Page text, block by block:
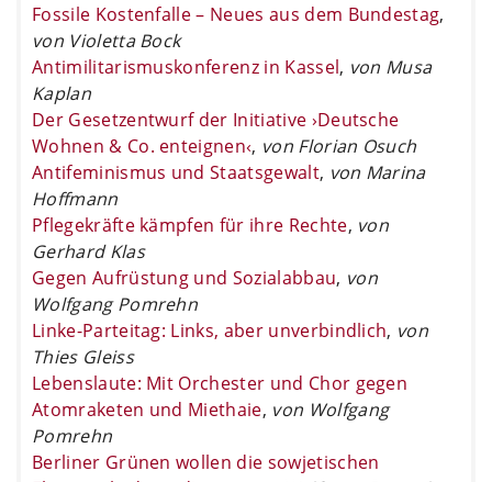
Fossile Kostenfalle – Neues aus dem Bundestag,
von Violetta Bock
Antimilitarismuskonferenz in Kassel, von Musa
Kaplan
Der Gesetzentwurf der Initiative ›Deutsche
Wohnen & Co. enteignen‹, von Florian Osuch
Antifeminismus und Staatsgewalt, von Marina
Hoffmann
Pflegekräfte kämpfen für ihre Rechte, von
Gerhard Klas
Gegen Aufrüstung und Sozialabbau, von
Wolfgang Pomrehn
Linke-Parteitag: Links, aber unverbindlich, von
Thies Gleiss
Lebenslaute: Mit Orchester und Chor gegen
Atomraketen und Miethaie, von Wolfgang
Pomrehn
Berliner Grünen wollen die sowjetischen